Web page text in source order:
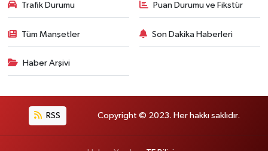
Trafik Durumu Puan Durumu ve Fikstür
Tüm Manşetler Son Dakika Haberleri
Haber Arşivi
RSS Copyright © 2023. Her hakkı saklıdır.